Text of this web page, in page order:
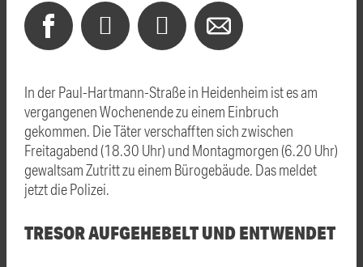
In der Paul-Hartmann-Straße in Heidenheim ist es am
vergangenen Wochenende zu einem Einbruch
gekommen. Die Täter verschafften sich zwischen
Freitagabend (18.30 Uhr) und Montagmorgen (6.20 Uhr)
gewaltsam Zutritt zu einem Bürogebäude. Das meldet
jetzt die Polizei.
TRESOR AUFGEHEBELT UND ENTWENDET